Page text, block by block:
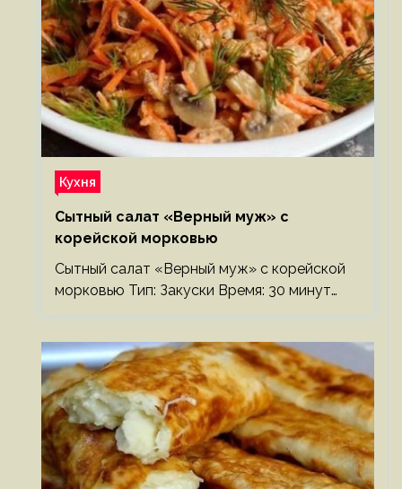
Кухня
Сытный салат «Верный муж» с
корейской морковью
Сытный салат «Верный муж» с корейской
морковью Тип: Закуски Время: 30 минут…